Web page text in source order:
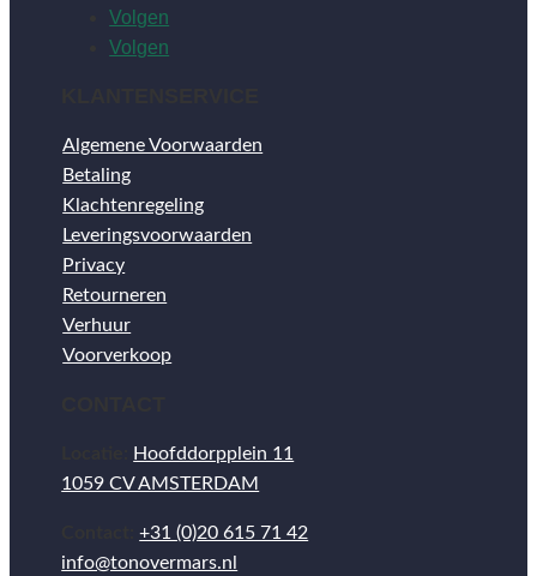
Volgen
Volgen
Algemene Voorwaarden
Betaling
Klachtenregeling
Leveringsvoorwaarden
Privacy
Retourneren
Verhuur
Voorverkoop
Hoofddorpplein 11
1059 CV AMSTERDAM
+31 (0)20 615 71 42
info@tonovermars.nl